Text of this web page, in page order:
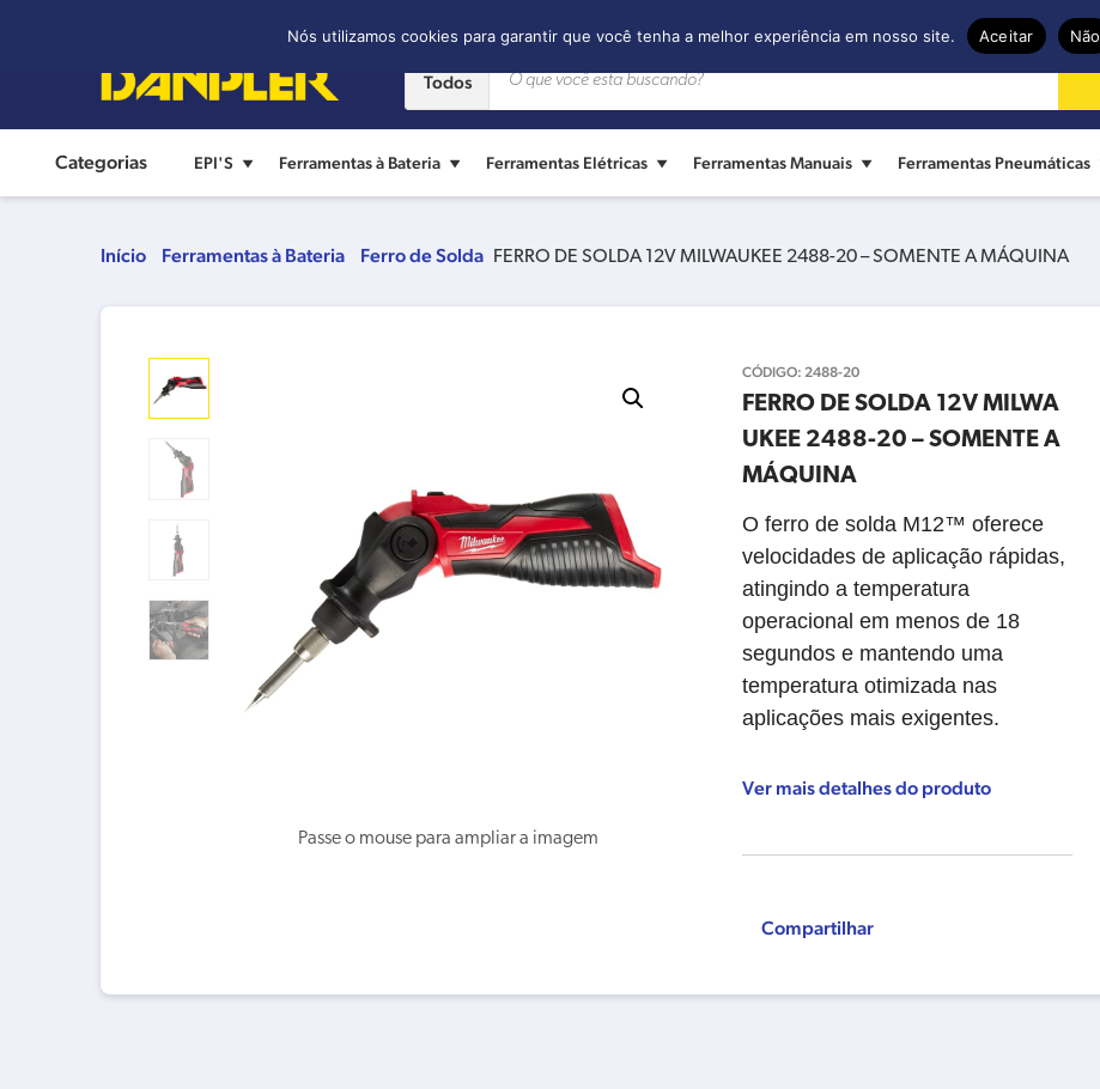
Todos
Categorias EPI'S Ferramentas à Bateria Ferramentas Elétricas Ferramentas Manuais Ferramentas Pneumáticas
Início Ferramentas à Bateria Ferro de Solda FERRO DE SOLDA 12V MILWAUKEE 2488-20 – SOMENTE A MÁQUINA
CÓDIGO: 2488-20
FERRO DE SOLDA 12V MILWA
UKEE 2488-20 – SOMENTE A
MÁQUINA
O ferro de solda M12™ oferece
velocidades de aplicação rápidas,
atingindo a temperatura
operacional em menos de 18
segundos e mantendo uma
temperatura otimizada nas
aplicações mais exigentes.
Ver mais detalhes do produto
Compartilhar
Nós utilizamos cookies para garantir que você tenha a melhor experiência em nosso site. Aceitar Não